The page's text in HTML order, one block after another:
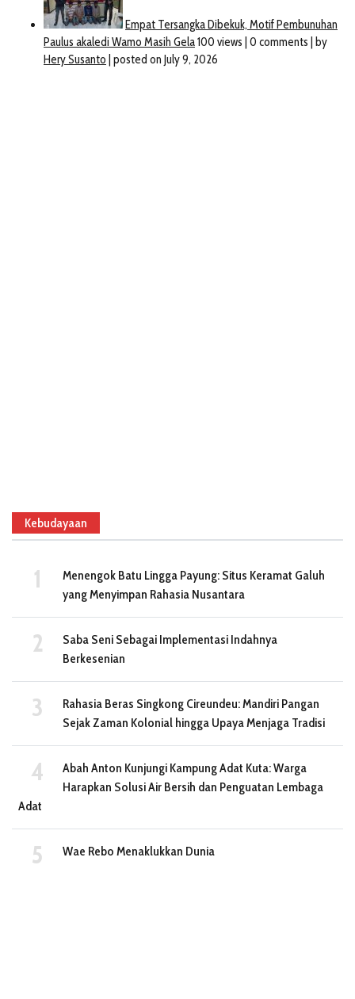
Kebudayaan
Menengok Batu Lingga Payung: Situs Keramat Galuh
yang Menyimpan Rahasia Nusantara
Saba Seni Sebagai Implementasi Indahnya
Berkesenian
Rahasia Beras Singkong Cireundeu: Mandiri Pangan
Sejak Zaman Kolonial hingga Upaya Menjaga Tradisi
Abah Anton Kunjungi Kampung Adat Kuta: Warga
Harapkan Solusi Air Bersih dan Penguatan Lembaga
Adat
Wae Rebo Menaklukkan Dunia